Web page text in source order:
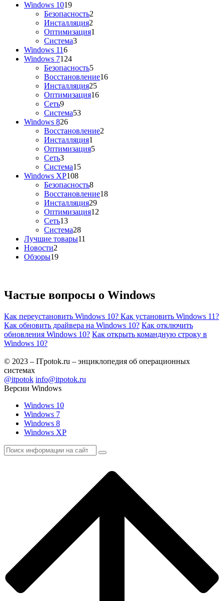
Windows 1019
Безопасность2
Инсталляция2
Оптимизация1
Система3
Windows 116
Windows 7124
Безопасность5
Восстановление16
Инсталляция25
Оптимизация16
Сеть9
Система53
Windows 826
Восстановление2
Инсталляция1
Оптимизация5
Сеть3
Система15
Windows XP108
Безопасность8
Восстановление18
Инсталляция29
Оптимизация12
Сеть13
Система28
Лучшие товары11
Новости2
Обзоры19
Частые вопросы о Windows
Как переустановить Windows 10? Как установить Windows 11?
Как обновить драйвера на Windows 10? Как отключить
обновления Windows 10? Как открыть командную строку в
Windows 10?
© 2023 – ITpotok.ru – энциклопедия об операционных
системах
@itpotok info@itpotok.ru
Версии Windows
Windows 10
Windows 7
Windows 8
Windows XP